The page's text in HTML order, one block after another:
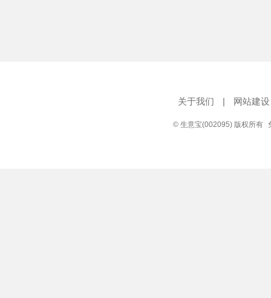
关于我们 | 网站建设
© 生意宝(002095) 版权所有